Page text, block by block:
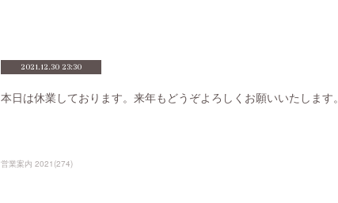
2021.12.30 23:30
本日は休業しております。来年もどうぞよろしくお願いいたします。
営業案内 2021 (274)